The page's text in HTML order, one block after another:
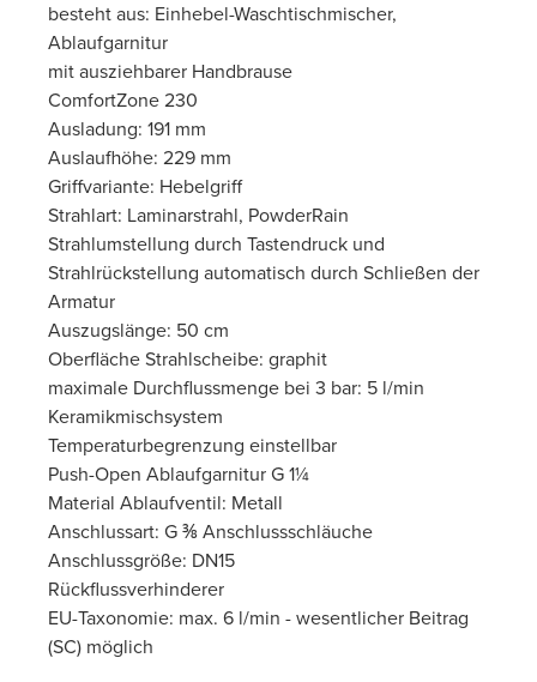
besteht aus: Einhebel-Waschtischmischer,
Ablaufgarnitur
mit ausziehbarer Handbrause
ComfortZone 230
Ausladung: 191 mm
Auslaufhöhe: 229 mm
Griffvariante: Hebelgriff
Strahlart: Laminarstrahl, PowderRain
Strahlumstellung durch Tastendruck und
Strahlrückstellung automatisch durch Schließen der
Armatur
Auszugslänge: 50 cm
Oberfläche Strahlscheibe: graphit
maximale Durchflussmenge bei 3 bar: 5 l/min
Keramikmischsystem
Temperaturbegrenzung einstellbar
Push-Open Ablaufgarnitur G 1¼
Material Ablaufventil: Metall
Anschlussart: G ⅜ Anschlussschläuche
Anschlussgröße: DN15
Rückflussverhinderer
EU-Taxonomie: max. 6 l/min - wesentlicher Beitrag
(SC) möglich